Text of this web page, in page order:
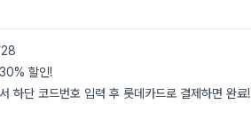
할인!
하단 코드번호 입력 후 롯데카드로 결제하면 완료!